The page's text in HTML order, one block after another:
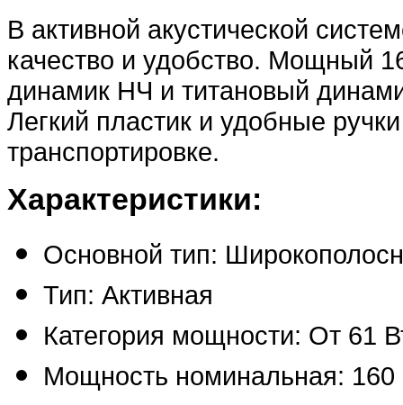
В активной акустической
качество и удобство. Мощный
динамик НЧ и титановый
Легкий пластик и удобные
транспортировке.
Характеристики:
Основной тип:
Тип: Активная
Категория мощности: От 61
Мощность номинальная: 160